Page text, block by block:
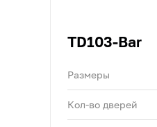
TD103-Bar
Размеры
Кол-во дверей